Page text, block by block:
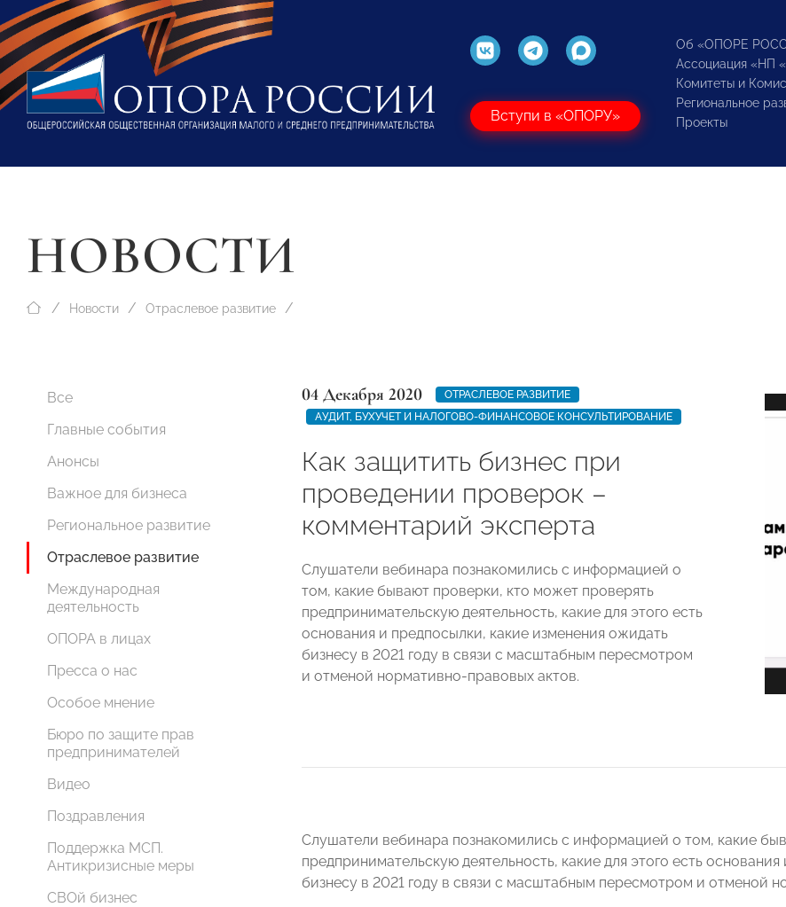
Вступи в «ОПОРУ»
Об «ОПОРЕ
Ассоциация «НП
Комитеты и
Региональное
Проекты
НОВОСТИ
Новости Отраслевое развитие
Все
Главные события
Анонсы
Важное для бизнеса
Региональное развитие
Отраслевое развитие
Международная
деятельность
ОПОРА в лицах
Пресса о нас
Особое мнение
Бюро по защите прав
предпринимателей
Видео
Поздравления
Поддержка МСП.
Антикризисные меры
СВОй бизнес
04 Декабря 2020
ОТРАСЛЕВОЕ РАЗВИТИЕ
АУДИТ, БУХУЧЕТ И НАЛОГОВО-ФИНАНСОВОЕ КОНСУЛЬТИРОВАНИЕ
Как защитить бизнес при
проведении проверок –
комментарий эксперта
Слушатели вебинара познакомились с информацией о
том, какие бывают проверки, кто может проверять
предпринимательскую деятельность, какие для этого есть
основания и предпосылки, какие изменения ожидать
бизнесу в 2021 году в связи с масштабным пересмотром
и отменой нормативно-правовых актов.
Слушатели вебинара познакомились с информацией о том, какие
предпринимательскую деятельность, какие для этого есть
бизнесу в 2021 году в связи с масштабным пересмотром и отменой